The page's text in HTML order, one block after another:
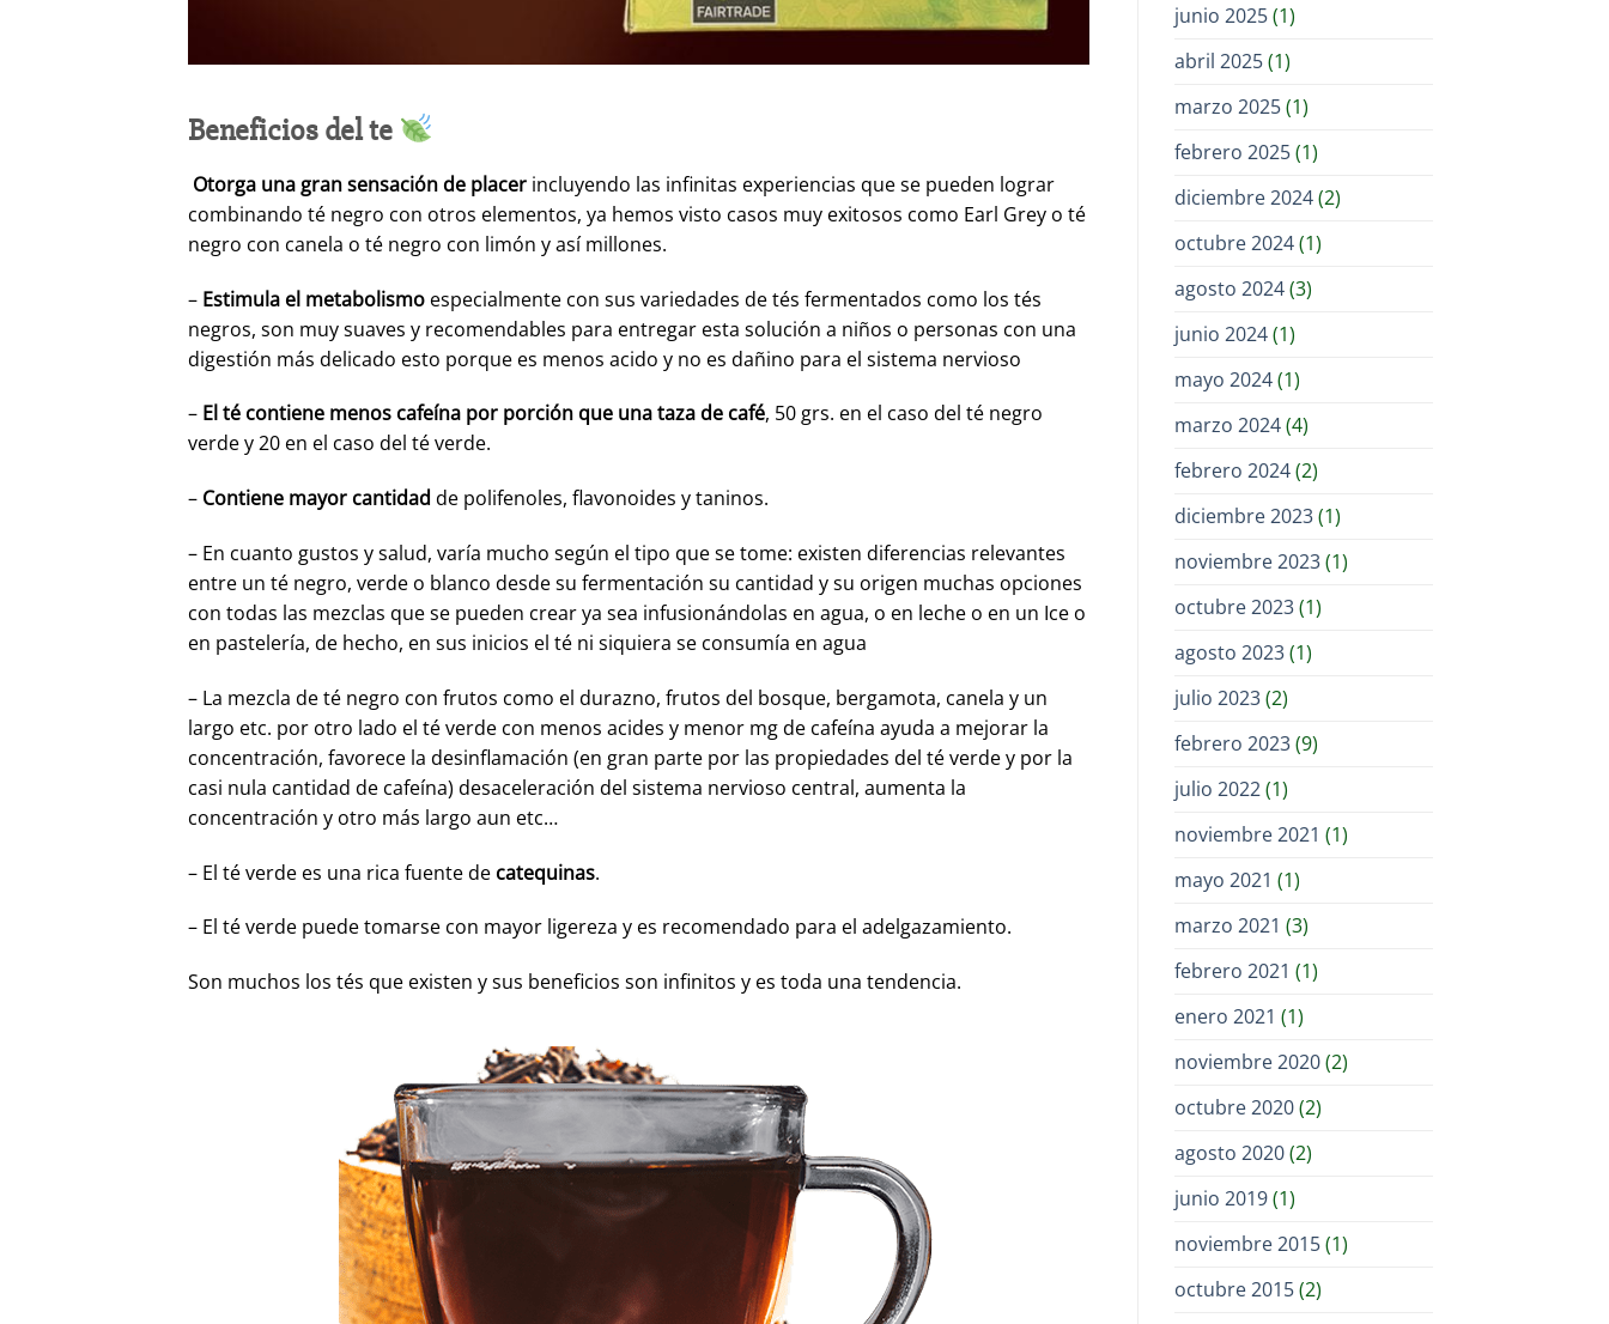
Beneficios del te
Otorga una gran sensación de placer incluyendo las infinitas experiencias que se pueden lograr
combinando té negro con otros elementos, ya hemos visto casos muy exitosos como Earl Grey o té
negro con canela o té negro con limón y así millones.
– Estimula el metabolismo especialmente con sus variedades de tés fermentados como los tés
negros, son muy suaves y recomendables para entregar esta solución a niños o personas con una
digestión más delicado esto porque es menos acido y no es dañino para el sistema nervioso
– El té contiene menos cafeína por porción que una taza de café, 50 grs. en el caso del té negro
verde y 20 en el caso del té verde.
– Contiene mayor cantidad de polifenoles, flavonoides y taninos.
– En cuanto gustos y salud, varía mucho según el tipo que se tome: existen diferencias relevantes
entre un té negro, verde o blanco desde su fermentación su cantidad y su origen muchas opciones
con todas las mezclas que se pueden crear ya sea infusionándolas en agua, o en leche o en un Ice o
en pastelería, de hecho, en sus inicios el té ni siquiera se consumía en agua
– La mezcla de té negro con frutos como el durazno, frutos del bosque, bergamota, canela y un
largo etc. por otro lado el té verde con menos acides y menor mg de cafeína ayuda a mejorar la
concentración, favorece la desinflamación (en gran parte por las propiedades del té verde y por la
casi nula cantidad de cafeína) desaceleración del sistema nervioso central, aumenta la
concentración y otro más largo aun etc…
– El té verde es una rica fuente de catequinas.
– El té verde puede tomarse con mayor ligereza y es recomendado para el adelgazamiento.
Son muchos los tés que existen y sus beneficios son infinitos y es toda una tendencia.
junio 2025(1)
abril 2025(1)
marzo 2025(1)
febrero 2025(1)
diciembre 2024(2)
octubre 2024(1)
agosto 2024(3)
junio 2024(1)
mayo 2024(1)
marzo 2024(4)
febrero 2024(2)
diciembre 2023(1)
noviembre 2023(1)
octubre 2023(1)
agosto 2023(1)
julio 2023(2)
febrero 2023(9)
julio 2022(1)
noviembre 2021 (1)
mayo 2021 (1)
marzo 2021 (3)
febrero 2021 (1)
enero 2021 (1)
noviembre 2020(2)
octubre 2020(2)
agosto 2020(2)
junio 2019(1)
noviembre 2015(1)
octubre 2015(2)